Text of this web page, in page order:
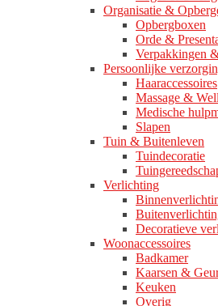
Organisatie &
Opbergboxen
Orde &
Verpakkingen
Persoonlijke
Haaraccessoires
Massage &
Medische
Slapen
Tuin & Buitenleven
Tuindecoratie
Verlichting
Decoratieve
Woonaccessoires
Badkamer
Kaarsen &
Keuken
Overig